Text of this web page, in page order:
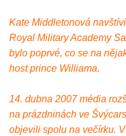
Kate Middletonová
Royal Military Academy
bylo poprvé, co se na
host prince Williama.
14. dubna 2007 média
na prázdninách ve
objevili spolu na večírku.